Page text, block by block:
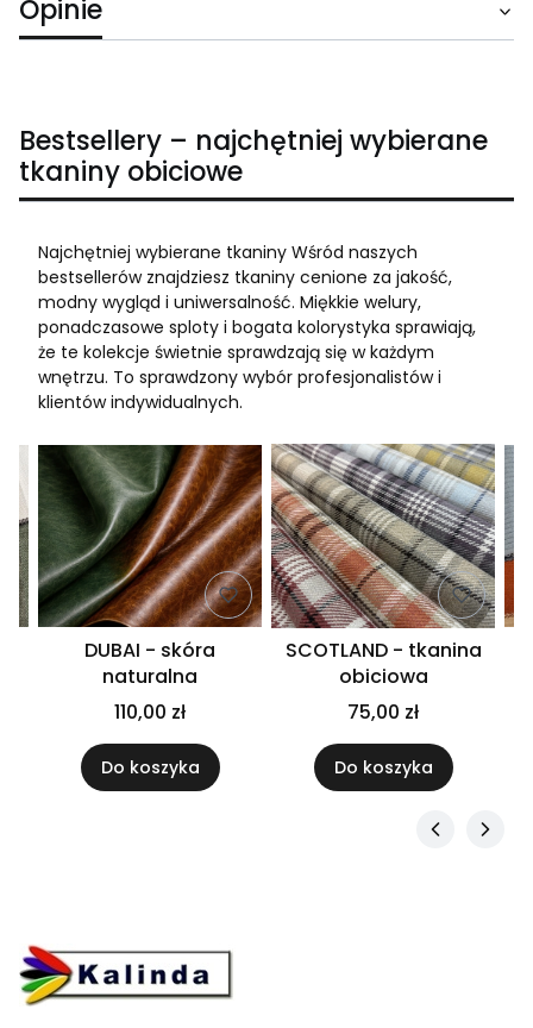
Opinie
Bestsellery – najchętniej wybierane
tkaniny obiciowe
Najchętniej wybierane tkaniny Wśród naszych
bestsellerów znajdziesz tkaniny cenione za jakość,
modny wygląd i uniwersalność. Miękkie welury,
ponadczasowe sploty i bogata kolorystyka sprawiają,
że te kolekcje świetnie sprawdzają się w każdym
wnętrzu. To sprawdzony wybór profesjonalistów i
klientów indywidualnych.
DUBAI - skóra
naturalna
110,00 zł
Do koszyka
SCOTLAND - tkanina
obiciowa
75,00 zł
Do koszyka